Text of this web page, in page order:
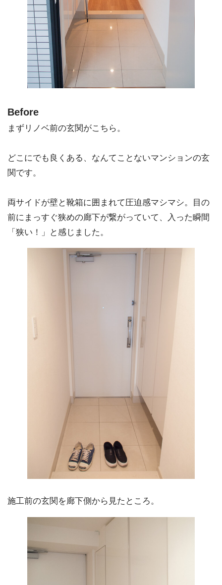
Before
まずリノベ前の玄関がこちら。
どこにでも良くある、なんてことないマンションの玄
関です。
両サイドが壁と靴箱に囲まれて圧迫感マシマシ。目の
前にまっすぐ狭めの廊下が繋がっていて、入った瞬間
「狭い！」と感じました。
施工前の玄関を廊下側から見たところ。